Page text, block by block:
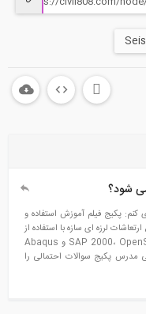
شود؟
پکیج فیلم آموزش استفاده و
لرزه ای سازه با استفاده از
نرم افزارهای SAP 2000، OpenSees، SeismoStruct و Abaqus
مدرس پکیج سوالات احتمالی را